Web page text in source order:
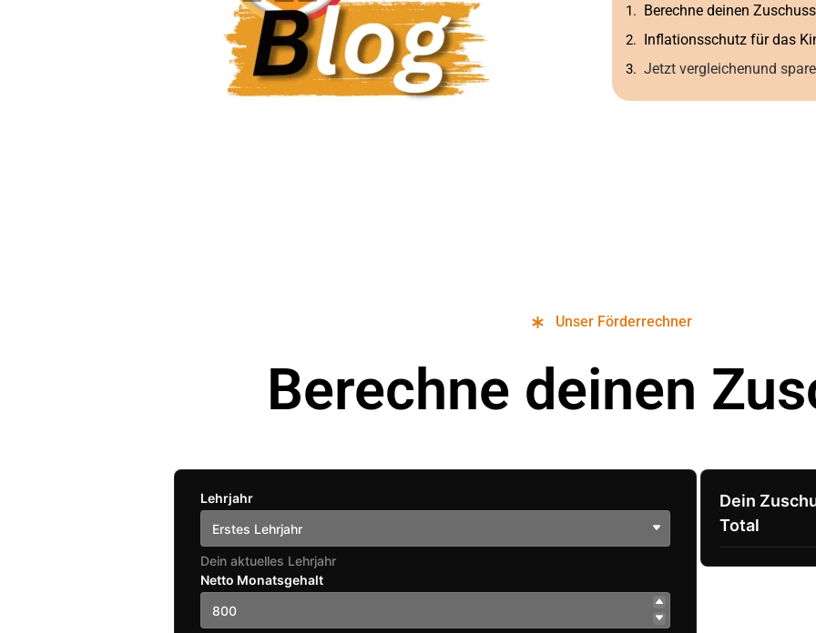
Berechne deinen Zuschuss
Inflationsschutz für das
Jetzt vergleichenund
Unser Förderrechner
Berechne deinen
Lehrjahr
Erstes Lehrjahr
Dein aktuelles Lehrjahr
Netto Monatsgehalt
Dein
Total